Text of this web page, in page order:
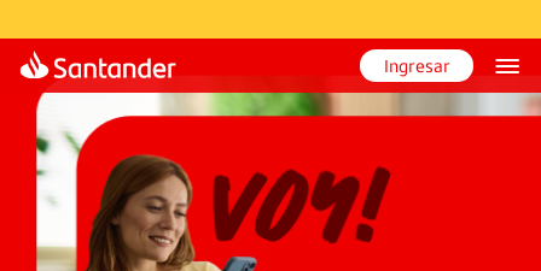
Ingresar